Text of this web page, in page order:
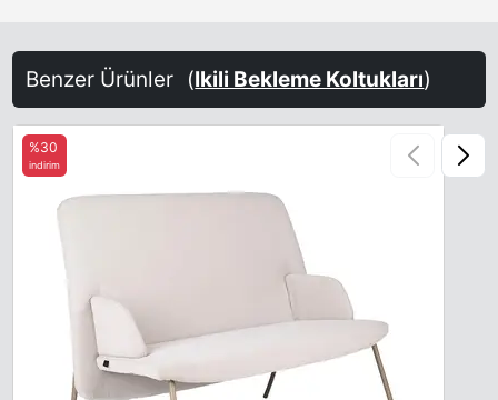
Benzer Ürünler (Ikili Bekleme Koltukları)
%30
indirim